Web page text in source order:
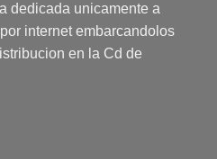
dedicada unicamente a
internet embarcandolos
en la Cd de